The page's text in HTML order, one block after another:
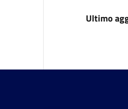
Ultimo